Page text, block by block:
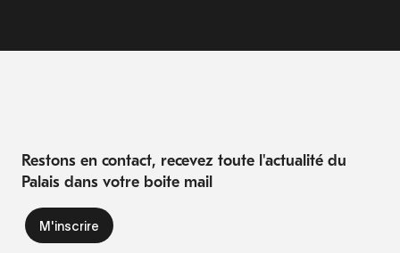
Restons en contact, recevez toute l'actualité du
Palais dans votre boite mail